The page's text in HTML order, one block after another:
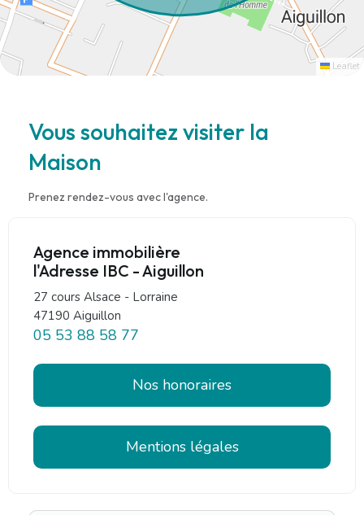
Leaflet
Vous souhaitez visiter la
Maison
Prenez rendez-vous avec l'agence.
Agence immobilière
l'Adresse IBC - Aiguillon
27 cours Alsace - Lorraine
47190 Aiguillon
05 53 88 58 77
Nos honoraires
Mentions légales